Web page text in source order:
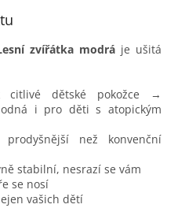
zvířátka modrá je ušitá
dětské pokožce →
i pro děti s atopickým
než konvenční
stabilní, nesrazí se vám
se nosí
vašich dětí